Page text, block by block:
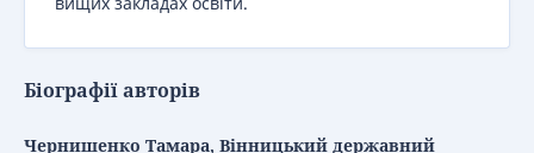
Біографії авторів
Чернишенко Тамара, Вінницький державний